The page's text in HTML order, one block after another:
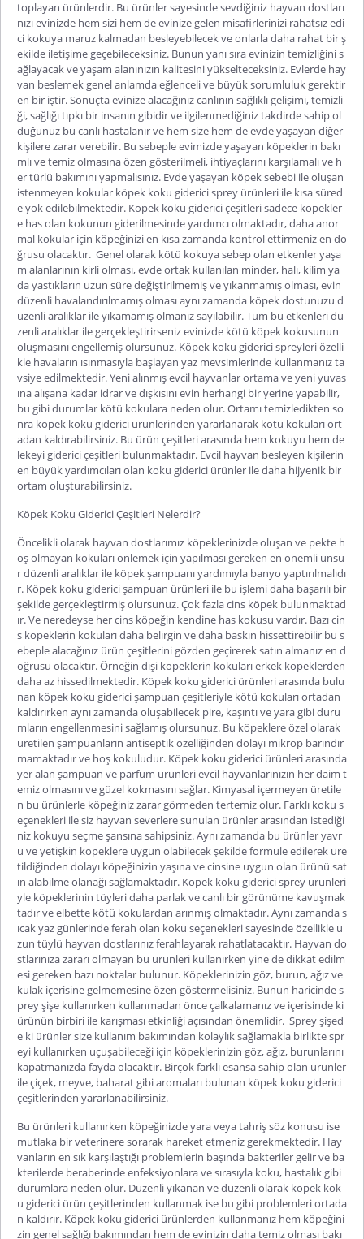
toplayan ürünlerdir. Bu ürünler sayesinde sevdiğiniz hayvan dostları
nızı evinizde hem sizi hem de evinize gelen misafirlerinizi rahatsız edi
ci kokuya maruz kalmadan besleyebilecek ve onlarla daha rahat bir ş
ekilde iletişime geçebileceksiniz. Bunun yanı sıra evinizin temizliğini s
ağlayacak ve yaşam alanınızın kalitesini yükselteceksiniz. Evlerde hay
van beslemek genel anlamda eğlenceli ve büyük sorumluluk gerektir
en bir iştir. Sonuçta evinize alacağınız canlının sağlıklı gelişimi, temizli
ği, sağlığı tıpkı bir insanın gibidir ve ilgilenmediğiniz takdirde sahip ol
duğunuz bu canlı hastalanır ve hem size hem de evde yaşayan diğer
kişilere zarar verebilir. Bu sebeple evimizde yaşayan köpeklerin bakı
mlı ve temiz olmasına özen gösterilmeli, ihtiyaçlarını karşılamalı ve h
er türlü bakımını yapmalısınız. Evde yaşayan köpek sebebi ile oluşan
istenmeyen kokular köpek koku giderici sprey ürünleri ile kısa süred
e yok edilebilmektedir. Köpek koku giderici çeşitlerisadece köpekler
e has olan kokunun giderilmesinde yardımcı olmaktadır, daha anor
mal kokular için köpeğinizi en kısa zamanda kontrol ettirmeniz en do
ğrusu olacaktır. Genel olarak kötü kokuya sebep olan etkenler yaşa
m alanlarının kirli olması, evde ortak kullanılan minder, halı, kilim ya
da yastıkların uzun süre değiştirilmemiş ve yıkanmamış olması, evin
düzenli havalandırılmamış olması aynı zamanda köpek dostunuzu d
üzenli aralıklar ile yıkamamış olmanız sayılabilir. Tüm bu etkenleri dü
zenli aralıklar ile gerçekleştirirseniz evinizde kötü köpek kokusunun
oluşmasını engellemiş olursunuz. Köpek koku giderici spreyleri özelli
kle havaların ısınmasıyla başlayan yaz mevsimlerinde kullanmanız ta
vsiye edilmektedir. Yeni alınmış evcil hayvanlar ortama ve yeni yuvas
ına alışana kadar idrar ve dışkısını evin herhangi bir yerine yapabilir,
bu gibi durumlar kötü kokulara neden olur. Ortamı temizledikten so
nra köpek koku giderici ürünlerinden yararlanarak kötü kokuları ort
adan kaldırabilirsiniz. Bu ürün çeşitleri arasında hem kokuyu hem de
lekeyi giderici çeşitleri bulunmaktadır. Evcil hayvan besleyen kişilerin
en büyük yardımcıları olan koku giderici ürünler ile daha hijyenik bir
ortam oluşturabilirsiniz.
Köpek Koku Giderici Çeşitleri Nelerdir?
Öncelikli olarak hayvan dostlarımız köpeklerinizde oluşan ve pekte h
oş olmayan kokuları önlemek için yapılması gereken en önemli unsu
r düzenli aralıklar ile köpek şampuanı yardımıyla banyo yaptırılmalıdı
r. Köpek koku giderici şampuan ürünleri ile bu işlemi daha başarılı bir
şekilde gerçekleştirmiş olursunuz. Çok fazla cins köpek bulunmaktad
ır. Ve neredeyse her cins köpeğin kendine has kokusu vardır. Bazı cin
s köpeklerin kokuları daha belirgin ve daha baskın hissettirebilir bu s
ebeple alacağınız ürün çeşitlerini gözden geçirerek satın almanız en d
oğrusu olacaktır. Örneğin dişi köpeklerin kokuları erkek köpeklerden
daha az hissedilmektedir. Köpek koku giderici ürünleri arasında bulu
nan köpek koku giderici şampuan çeşitleriyle kötü kokuları ortadan
kaldırırken aynı zamanda oluşabilecek pire, kaşıntı ve yara gibi duru
mların engellenmesini sağlamış olursunuz. Bu köpeklere özel olarak
üretilen şampuanların antiseptik özelliğinden dolayı mikrop barındır
mamaktadır ve hoş kokuludur. Köpek koku giderici ürünleri arasında
yer alan şampuan ve parfüm ürünleri evcil hayvanlarınızın her daim t
emiz olmasını ve güzel kokmasını sağlar. Kimyasal içermeyen üretile
n bu ürünlerle köpeğiniz zarar görmeden tertemiz olur. Farklı koku s
eçenekleri ile siz hayvan severlere sunulan ürünler arasından istediği
niz kokuyu seçme şansına sahipsiniz. Aynı zamanda bu ürünler yavr
u ve yetişkin köpeklere uygun olabilecek şekilde formüle edilerek üre
tildiğinden dolayı köpeğinizin yaşına ve cinsine uygun olan ürünü sat
ın alabilme olanağı sağlamaktadır. Köpek koku giderici sprey ürünleri
yle köpeklerinin tüyleri daha parlak ve canlı bir görünüme kavuşmak
tadır ve elbette kötü kokulardan arınmış olmaktadır. Aynı zamanda s
ıcak yaz günlerinde ferah olan koku seçenekleri sayesinde özellikle u
zun tüylü hayvan dostlarınız ferahlayarak rahatlatacaktır. Hayvan do
stlarınıza zararı olmayan bu ürünleri kullanırken yine de dikkat edilm
esi gereken bazı noktalar bulunur. Köpeklerinizin göz, burun, ağız ve
kulak içerisine gelmemesine özen göstermelisiniz. Bunun haricinde s
prey şişe kullanırken kullanmadan önce çalkalamanız ve içerisinde ki
ürünün birbiri ile karışması etkinliği açısından önemlidir. Sprey şişed
e ki ürünler size kullanım bakımından kolaylık sağlamakla birlikte spr
eyi kullanırken uçuşabileceği için köpeklerinizin göz, ağız, burunlarını
kapatmanızda fayda olacaktır. Birçok farklı esansa sahip olan ürünler
ile çiçek, meyve, baharat gibi aromaları bulunan köpek koku giderici
çeşitlerinden yararlanabilirsiniz.
Bu ürünleri kullanırken köpeğinizde yara veya tahriş söz konusu ise
mutlaka bir veterinere sorarak hareket etmeniz gerekmektedir. Hay
vanların en sık karşılaştığı problemlerin başında bakteriler gelir ve ba
kterilerde beraberinde enfeksiyonlara ve sırasıyla koku, hastalık gibi
durumlara neden olur. Düzenli yıkanan ve düzenli olarak köpek kok
u giderici ürün çeşitlerinden kullanmak ise bu gibi problemleri ortada
n kaldırır. Köpek koku giderici ürünlerden kullanmanız hem köpeğini
zin genel sağlığı bakımından hem de evinizin daha temiz olması bakı